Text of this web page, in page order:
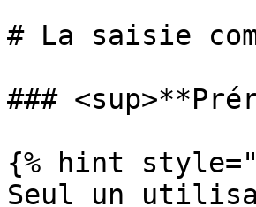
# La saisie
###
{% hint
Seul un